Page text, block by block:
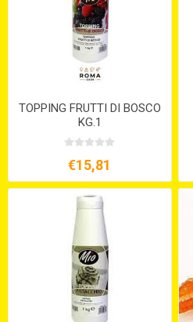
TOPPING FRUTTI DI BOSCO
KG.1
€15,81